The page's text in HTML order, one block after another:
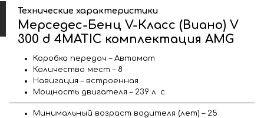
Технические характеристики
Мерседес-Бенц V-Класс (Виано) V
300 d 4MATIC комплектация AMG
Коробка передач – Автомат
Количество мест – 8
Навигация – встроенная
Мощность двигателя – 239 л. с.
Минимальный возраст водителя (лет) – 25